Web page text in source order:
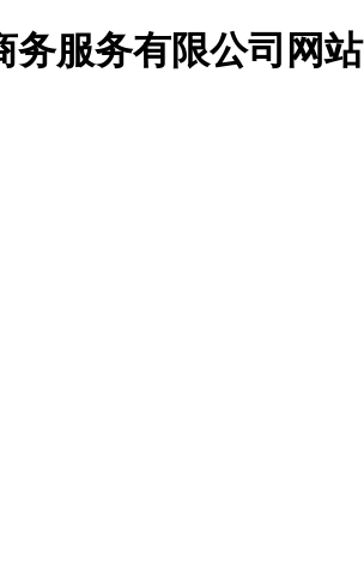
务服务有限公司网站